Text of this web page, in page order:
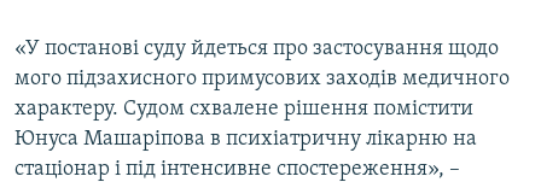
«У постанові суду йдеться про застосування щодо
мого підзахисного примусових заходів медичного
характеру. Судом схвалене рішення помістити
Юнуса Машаріпова в психіатричну лікарню на
стаціонар і під інтенсивне спостереження», –